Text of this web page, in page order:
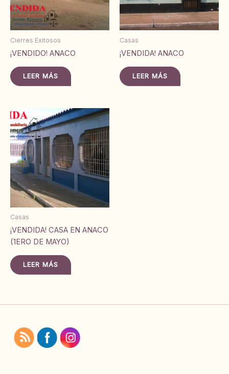
Cierres Exitosos
¡VENDIDO! ANACO
LEER MÁS
Casas
¡VENDIDA! ANACO
LEER MÁS
Casas
¡VENDIDA! CASA EN ANACO
(1ERO DE MAYO)
LEER MÁS